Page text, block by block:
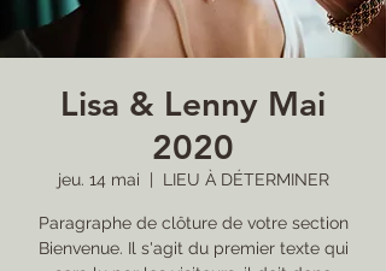
Lisa & Lenny Mai
2020
jeu. 14 mai LIEU À DÉTERMINER
Paragraphe de clôture de votre section
Bienvenue. Il s'agit du premier texte qui